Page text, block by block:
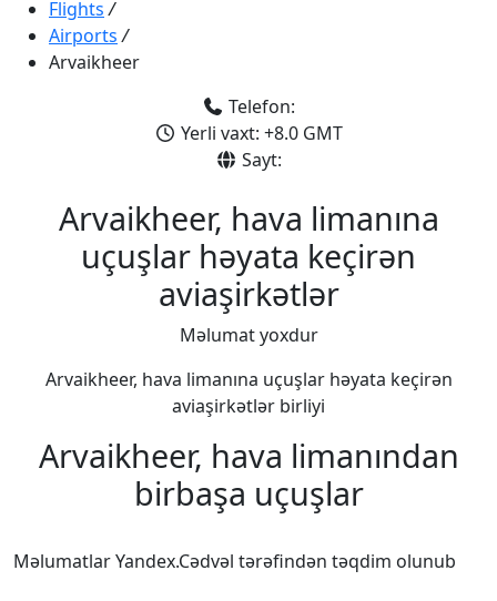
Flights /
Airports /
Arvaikheer
Telefon:
Yerli vaxt: +8.0 GMT
Sayt:
Arvaikheer, hava limanına
uçuşlar həyata keçirən
aviaşirkətlər
Məlumat yoxdur
Arvaikheer, hava limanına uçuşlar həyata keçirən
aviaşirkətlər birliyi
Arvaikheer, hava limanından
birbaşa uçuşlar
Məlumatlar Yandex.Cədvəl tərəfindən təqdim olunub